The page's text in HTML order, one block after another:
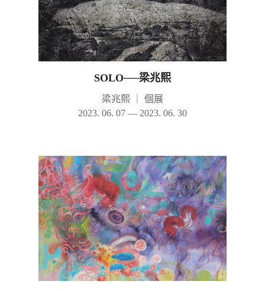
SOLO──梁兆熙
梁兆熙
個展
2023. 06. 07 — 2023. 06. 30